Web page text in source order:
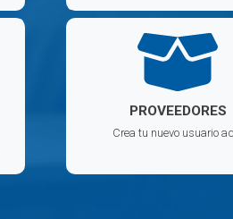
PROVEEDORES
Crea tu nuevo usuario